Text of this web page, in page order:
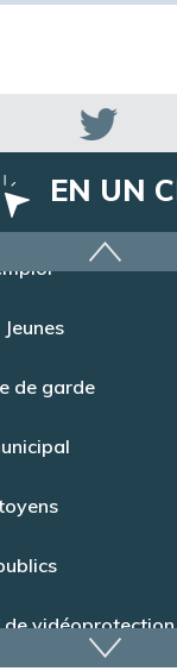
EN UN
de vidéoprotection